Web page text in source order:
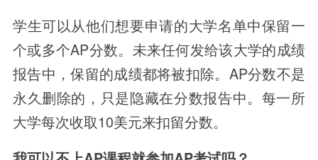
学生可以从他们想要申请的大学名单中保留一
个或多个AP分数。未来任何发给该大学的成绩
报告中，保留的成绩都将被扣除。AP分数不是
永久删除的，只是隐藏在分数报告中。每一所
大学每次收取10美元来扣留分数。